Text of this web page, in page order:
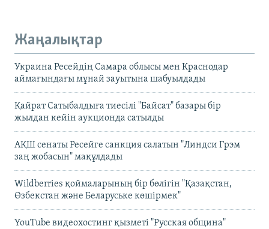
Жаңалықтар
Украина Ресейдің Самара облысы мен Краснодар
аймағындағы мұнай зауытына шабуылдады
Қайрат Сатыбалдыға тиесілі "Байсат" базары бір
жылдан кейін аукционда сатылды
АҚШ сенаты Ресейге санкция салатын "Линдси Грэм
заң жобасын" мақұлдады
Wildberries қоймаларының бір бөлігін "Қазақстан,
Өзбекстан және Беларуське көшірмек"
YouTube видеохостинг қызметі "Русская община"